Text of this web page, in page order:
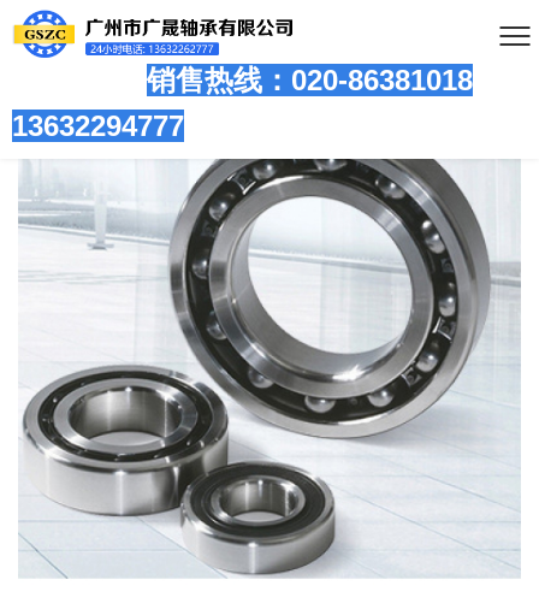
销售热线：020-86381018
13632294777